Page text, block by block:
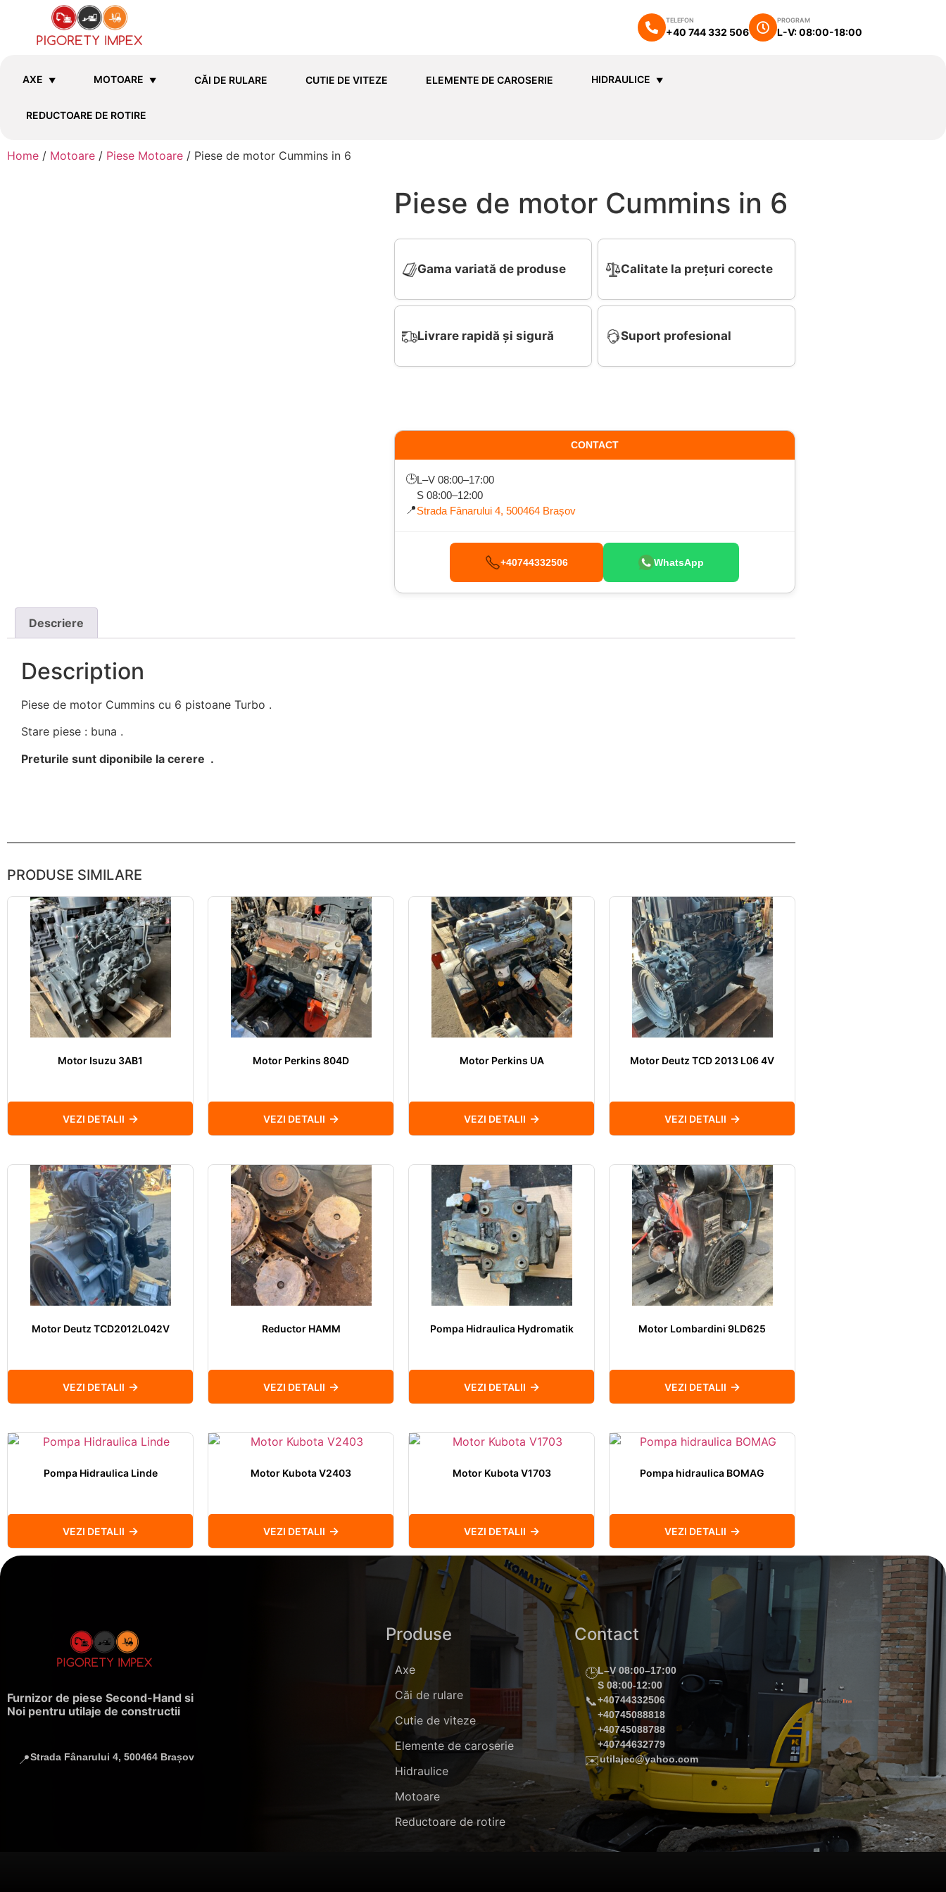
TELEFON
+40 744 332 506
PROGRAM
L-V: 08:00-18:00
AXE MOTOARE CĂI DE RULARE CUTIE DE VITEZE ELEMENTE DE CAROSERIE HIDRAULICE
REDUCTOARE DE ROTIRE
Home / Motoare / Piese Motoare / Piese de motor Cummins in 6
Piese de motor Cummins in 6
Gama variată de produse Calitate la prețuri corecte
Livrare rapidă și sigură Suport profesional
CONTACT
🕒L–V 08:00–17:00
S 08:00–12:00
📍Strada Fânarului 4, 500464 Brașov
+40744332506 WhatsApp
Descriere
Description
Piese de motor Cummins cu 6 pistoane Turbo .
Stare piese : buna .
Preturile sunt diponibile la cerere .
PRODUSE SIMILARE
Motor Isuzu 3AB1
VEZI DETALII
Motor Perkins 804D
VEZI DETALII
Motor Perkins UA
VEZI DETALII
Motor Deutz TCD 2013 L06 4V
VEZI DETALII
Motor Deutz TCD2012L042V
VEZI DETALII
Reductor HAMM
VEZI DETALII
Pompa Hidraulica Hydromatik
VEZI DETALII
Motor Lombardini 9LD625
VEZI DETALII
Pompa Hidraulica Linde
VEZI DETALII
Motor Kubota V2403
VEZI DETALII
Motor Kubota V1703
VEZI DETALII
Pompa hidraulica BOMAG
VEZI DETALII
Furnizor de piese Second-Hand si
Noi pentru utilaje de constructii
📍Strada Fânarului 4, 500464 Brașov
Produse
Axe
Căi de rulare
Cutie de viteze
Elemente de caroserie
Hidraulice
Motoare
Reductoare de rotire
Contact
🕒L–V 08:00–17:00
S 08:00-12:00
📞+40744332506
+40745088818
+40745088788
+40744632779
✉️utilajec@yahoo.com